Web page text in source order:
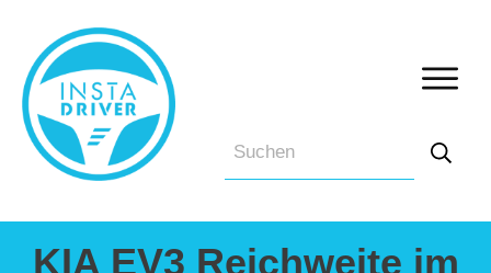
KIA EV3 Reichweite im